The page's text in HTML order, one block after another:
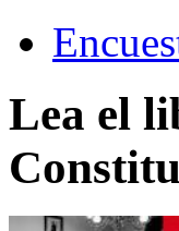
Lea el